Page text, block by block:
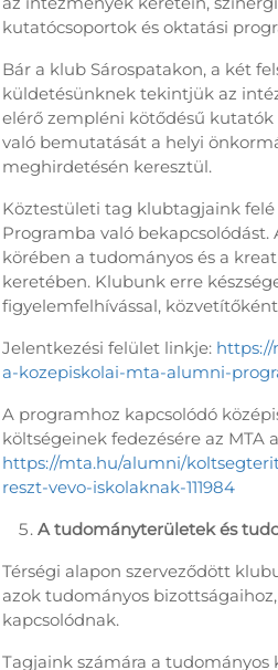
kutatócsoportok és oktatási
Bár a klub Sárospatakon, a két
küldetésünknek tekintjük az
elérő zempléni kötődésű
való bemutatását a helyi
meghirdetésén keresztül.
Köztestületi tag klubtagjaink
Programba való
körében a tudományos és a
keretében. Klubunk erre
figyelemfelhívással,
Jelentkezési felület linkje:
a-kozepiskolai-mta-alumni-
A programhoz kapcsolódó
költségeinek fedezésére az
https://mta.hu/alumni/
reszt-vevo-iskolaknak-111984
A tudományterületek és
Térségi alapon szerveződött
azok tudományos
kapcsolódnak.
Tagjaink számára a